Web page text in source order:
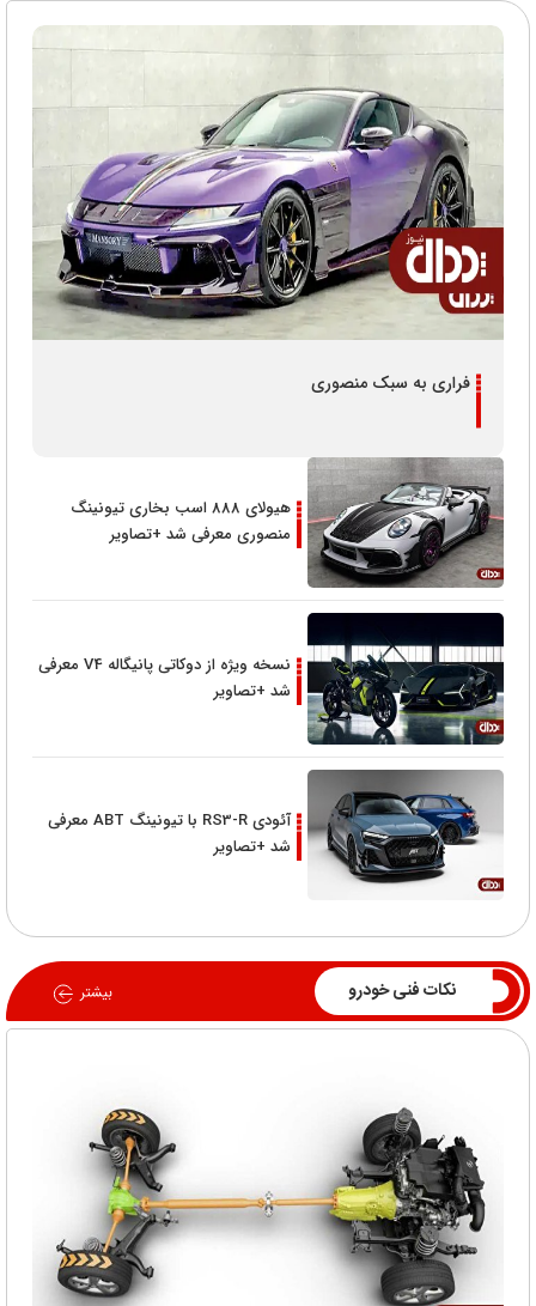
فراری به سبک منصوری
هیولای 888 اسب بخاری تیونینگ
منصوری معرفی شد +تصاویر
نسخه ویژه از دوکاتی پانیگاله V4 معرفی
شد +تصاویر
آئودی RS3-R با تیونینگ ABT معرفی
شد +تصاویر
نکات فنی خودرو